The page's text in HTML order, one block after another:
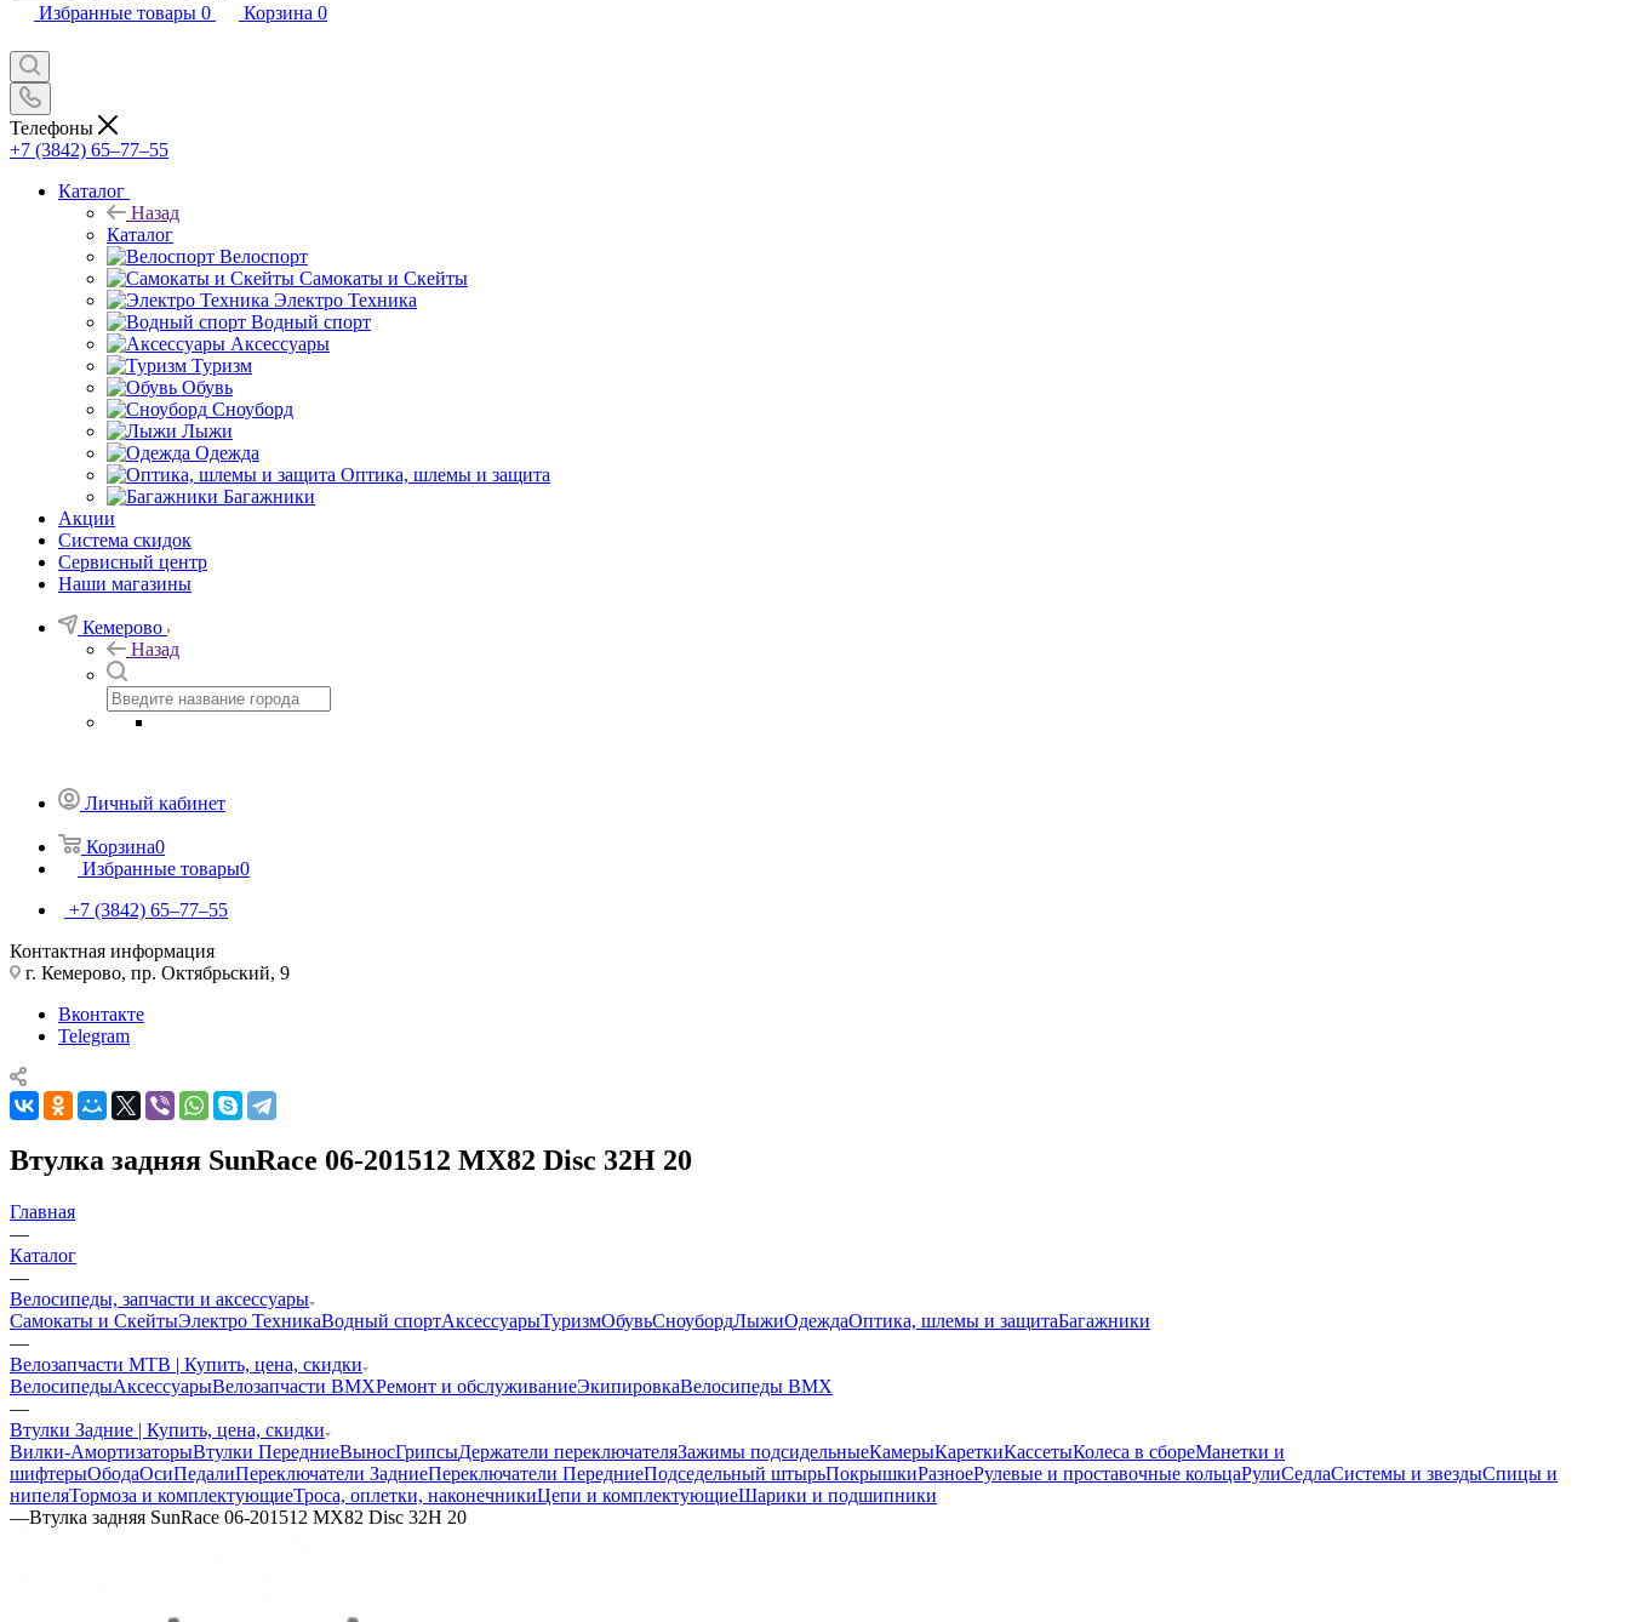
Избранные товары 0 Корзина 0
Телефоны
+7 (3842) 65–77–55
Каталог
Назад
Каталог
Велоспорт
Самокаты и Скейты
Электро Техника
Водный спорт
Аксессуары
Туризм
Обувь
Сноуборд
Лыжи
Одежда
Оптика, шлемы и защита
Багажники
Акции
Система скидок
Сервисный центр
Наши магазины
Кемерово
Назад
Личный кабинет
Корзина0
Избранные товары0
+7 (3842) 65–77–55
Контактная информация
г. Кемерово, пр. Октябрьский, 9
Вконтакте
Telegram
Втулка задняя SunRace 06-201512 MX82 Disc 32H 20
Главная
—
Каталог
—
Велосипеды, запчасти и аксессуары
Самокаты и СкейтыЭлектро ТехникаВодный спортАксессуарыТуризмОбувьСноубордЛыжиОдеждаОптика, шлемы и защитаБагажники
—
Велозапчасти MTB | Купить, цена, скидки
ВелосипедыАксессуарыВелозапчасти BMXРемонт и обслуживаниеЭкипировкаВелосипеды BMX
—
Втулки Задние | Купить, цена, скидки
Вилки-АмортизаторыВтулки ПередниеВыносГрипсыДержатели переключателяЗажимы подсидельныеКамерыКареткиКассетыКолеса в сбореМанетки и
шифтерыОбодаОсиПедалиПереключатели ЗадниеПереключатели ПередниеПодседельный штырьПокрышкиРазноеРулевые и проставочные кольцаРулиСедлаСистемы и звездыСпицы и
нипеляТормоза и комплектующиеТроса, оплетки, наконечникиЦепи и комплектующиеШарики и подшипники
—Втулка задняя SunRace 06-201512 MX82 Disc 32H 20